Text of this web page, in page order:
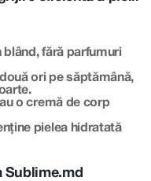
fără parfumuri
ori pe săptămână,
o cremă de corp
pielea hidratată
Sublime.md